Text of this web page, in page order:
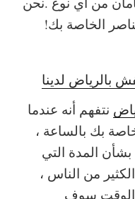
الخاصة بك!
بالرياض لدينا
نتفهم أنه عندما
بك بالساعة ،
المدة التي
من الناس ،
الوقت سوف